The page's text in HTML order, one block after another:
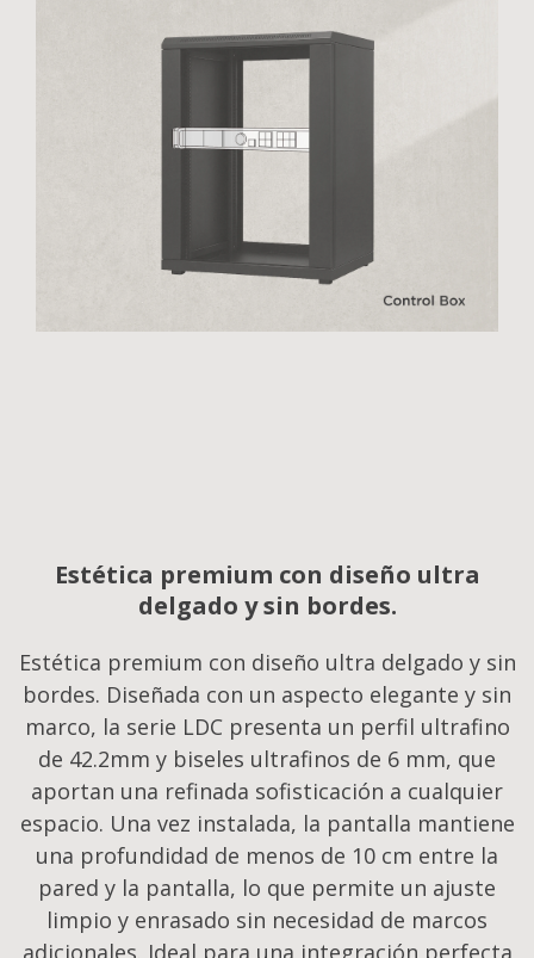
Estética premium con diseño ultra
delgado y sin bordes.
Estética premium con diseño ultra delgado y sin
bordes. Diseñada con un aspecto elegante y sin
marco, la serie LDC presenta un perfil ultrafino
de 42.2mm y biseles ultrafinos de 6 mm, que
aportan una refinada sofisticación a cualquier
espacio. Una vez instalada, la pantalla mantiene
una profundidad de menos de 10 cm entre la
pared y la pantalla, lo que permite un ajuste
limpio y enrasado sin necesidad de marcos